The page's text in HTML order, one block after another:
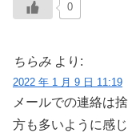
0
ちらみ より:
2022 年 1 月 9 日 11:19
メールでの連絡は
方も多いように感